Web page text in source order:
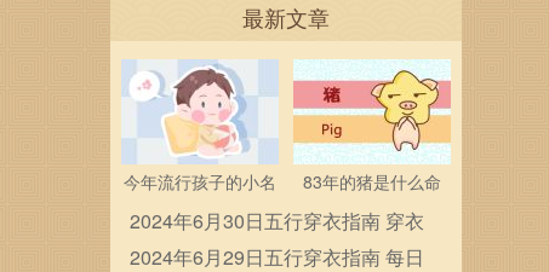
最新文章
今年流行孩子的小名 83年的猪是什么命
2024年6月30日五行穿衣指南 穿衣
五行色搭配
2024年6月29日五行穿衣指南 每日